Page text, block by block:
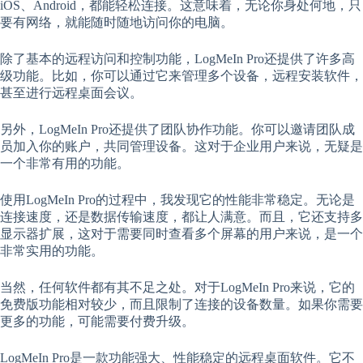
iOS、Android，都能轻松连接。这意味着，无论你身处何地，只
要有网络，就能随时随地访问你的电脑。
除了基本的远程访问和控制功能，LogMeIn Pro还提供了许多高
级功能。比如，你可以通过它来管理多个设备，远程安装软件，
甚至进行远程桌面会议。
另外，LogMeIn Pro还提供了团队协作功能。你可以邀请团队成
员加入你的账户，共同管理设备。这对于企业用户来说，无疑是
一个非常有用的功能。
使用LogMeIn Pro的过程中，我发现它的性能非常稳定。无论是
连接速度，还是数据传输速度，都让人满意。而且，它还支持多
显示器扩展，这对于需要同时查看多个屏幕的用户来说，是一个
非常实用的功能。
当然，任何软件都有其不足之处。对于LogMeIn Pro来说，它的
免费版功能相对较少，而且限制了连接的设备数量。如果你需要
更多的功能，可能需要付费升级。
LogMeIn Pro是一款功能强大、性能稳定的远程桌面软件。它不